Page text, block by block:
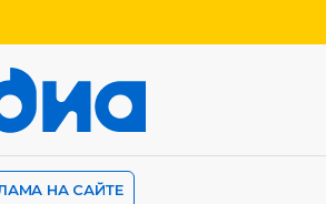
НА САЙТЕ